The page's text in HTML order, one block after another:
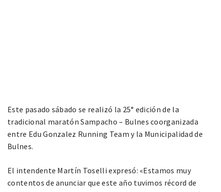
Este pasado sábado se realizó la 25° edición de la
tradicional maratón Sampacho – Bulnes coorganizada
entre Edu Gonzalez Running Team y la Municipalidad de
Bulnes.
El intendente Martín Toselli expresó: «Estamos muy
contentos de anunciar que este año tuvimos récord de